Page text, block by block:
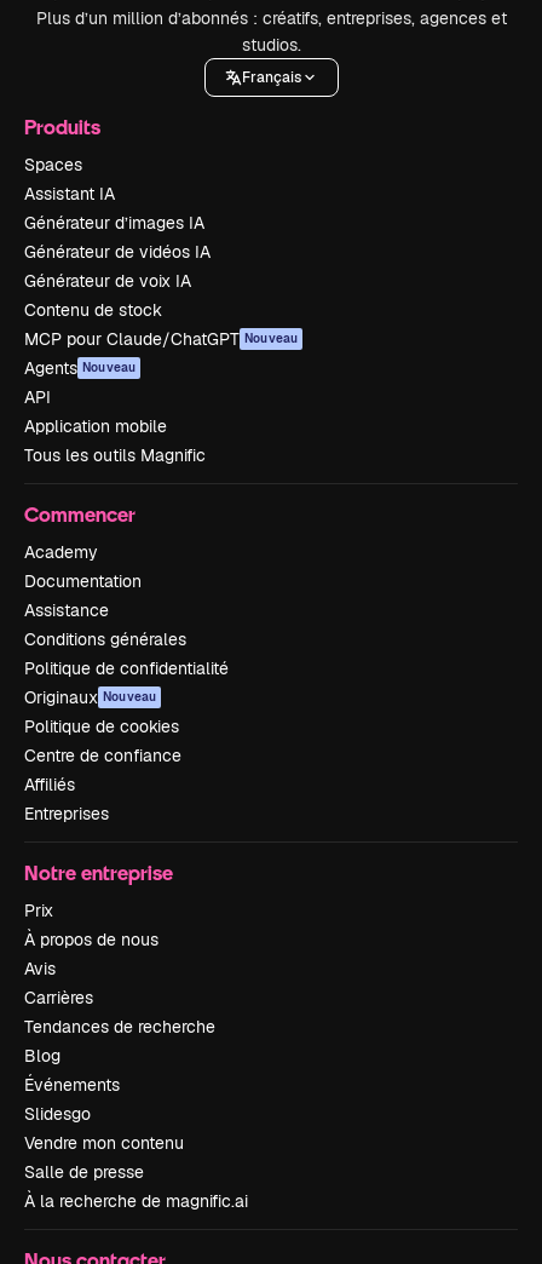
Plus d’un million d’abonnés : créatifs, entreprises, agences et
studios.
Français
Produits
Spaces
Assistant IA
Générateur d’images IA
Générateur de vidéos IA
Générateur de voix IA
Contenu de stock
MCP pour Claude/ChatGPT Nouveau
Agents Nouveau
API
Application mobile
Tous les outils Magnific
Commencer
Academy
Documentation
Assistance
Conditions générales
Politique de confidentialité
Originaux Nouveau
Politique de cookies
Centre de confiance
Affiliés
Entreprises
Notre entreprise
Prix
À propos de nous
Avis
Carrières
Tendances de recherche
Blog
Événements
Slidesgo
Vendre mon contenu
Salle de presse
À la recherche de magnific.ai